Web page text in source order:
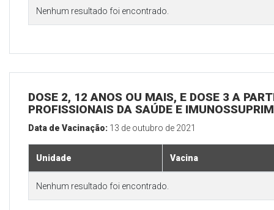
Nenhum resultado foi encontrado.
DOSE 2, 12 ANOS OU MAIS, E DOSE 3 A
PROFISSIONAIS DA SAÚDE E
Data de Vacinação: 13 de outubro de 2021
Unidade Vacina
Nenhum resultado foi encontrado.